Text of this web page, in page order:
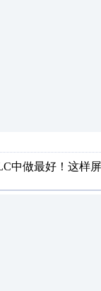
中做最好！这样